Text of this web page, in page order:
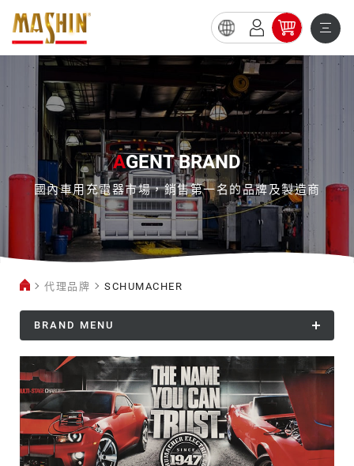
SCHUMACHER
AGENT BRAND
國內車用充電器市場，銷售第一名的品牌及製造商
代理品牌 SCHUMACHER
BRAND MENU
SCHUMACHER